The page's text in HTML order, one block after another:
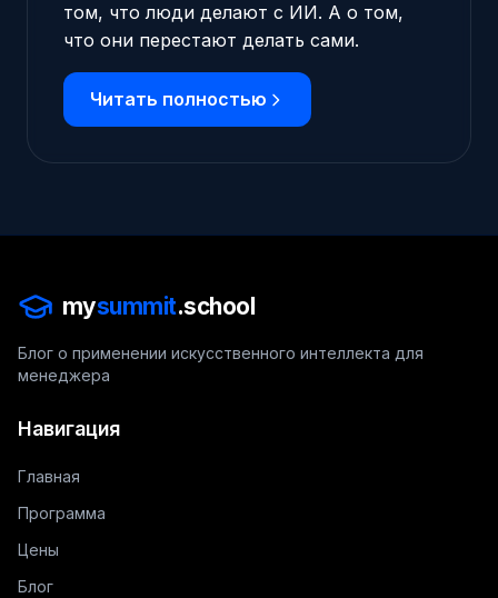
том, что люди делают с ИИ. А о том,
что они перестают делать сами.
Читать полностью
mysummit.school
Блог о применении искусственного интеллекта для
менеджера
Навигация
Главная
Программа
Цены
Блог